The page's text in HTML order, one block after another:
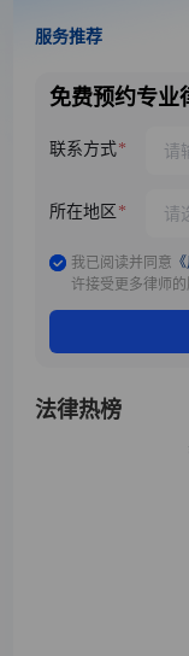
服务推荐
免费预约专业
联系方式
所在地区
我已阅读并同意
许接受更多律师的
法律热榜